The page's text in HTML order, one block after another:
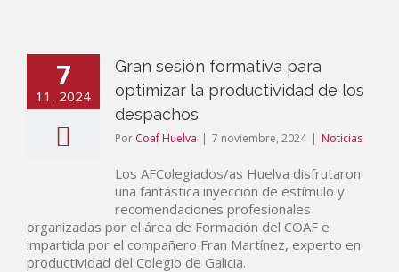
7
11, 2024
Gran sesión formativa para
optimizar la productividad de los
despachos
Por Coaf Huelva | 7 noviembre, 2024 | Noticias
Los AFColegiados/as Huelva disfrutaron
una fantástica inyección de estímulo y
recomendaciones profesionales
organizadas por el área de Formación del COAF e
impartida por el compañero Fran Martínez, experto en
productividad del Colegio de Galicia.